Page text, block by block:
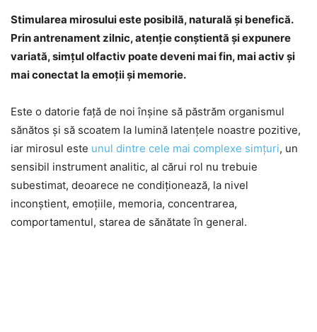
Stimularea mirosului este posibilă, naturală și benefică.
Prin antrenament zilnic, atenție conștientă și expunere
variată, simțul olfactiv poate deveni mai fin, mai activ și
mai conectat la emoții și memorie.
Este o datorie faţă de noi înşine să păstrăm organismul
sănătos şi să scoatem la lumină latenţele noastre pozitive,
iar mirosul este unul dintre cele mai complexe simţuri, un
sensibil instrument analitic, al cărui rol nu trebuie
subestimat, deoarece ne condiţionează, la nivel
inconştient, emoţiile, memoria, concentrarea,
comportamentul, starea de sănătate în general.